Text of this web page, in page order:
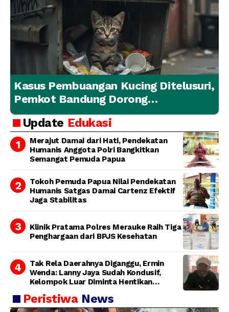
Kasus Pembuangan Kucing Ditelusuri,
Pemkot Bandung Dorong
Penanganan Hewan yang
Bertanggung Jawab
Update Edukasi
Merajut Damai dari Hati, Pendekatan
Humanis Anggota Polri Bangkitkan
Semangat Pemuda Papua
Tokoh Pemuda Papua Nilai Pendekatan
Humanis Satgas Damai Cartenz Efektif
Jaga Stabilitas
Klinik Pratama Polres Merauke Raih Tiga
Penghargaan dari BPJS Kesehatan
Tak Rela Daerahnya Diganggu, Ermin
Wenda: Lanny Jaya Sudah Kondusif,
Kelompok Luar Diminta Hentikan
Peristiwa News